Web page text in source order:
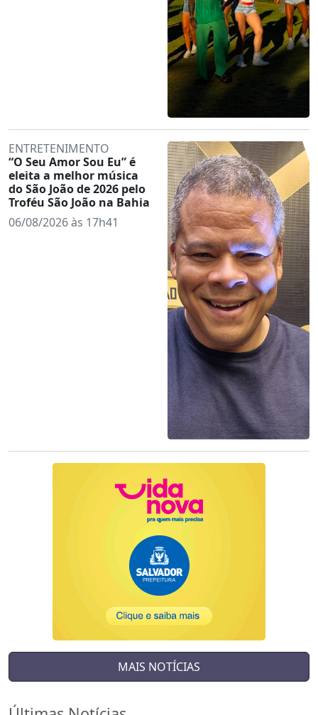
ENTRETENIMENTO
“O Seu Amor Sou Eu” é
eleita a melhor música
do São João de 2026 pelo
Troféu São João na Bahia
06/08/2026 às 17h41
MAIS NOTÍCIAS